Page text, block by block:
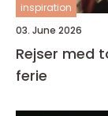
inspiration
03. June 2026
Rejser med
ferie